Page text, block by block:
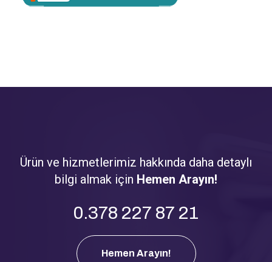
Ürün ve hizmetlerimiz hakkında daha detaylı
bilgi almak için Hemen Arayın!
0.378 227 87 21
Hemen Arayın!